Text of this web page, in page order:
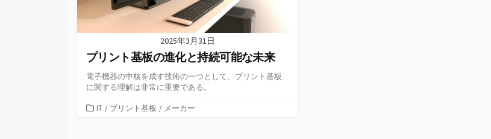
2025年3月31日
プリント基板の進化と持続可能な未来
電子機器の中核を成す技術の一つとして、プリント基板
に関する理解は非常に重要である。
カ
IT / プリント基板 / メーカー